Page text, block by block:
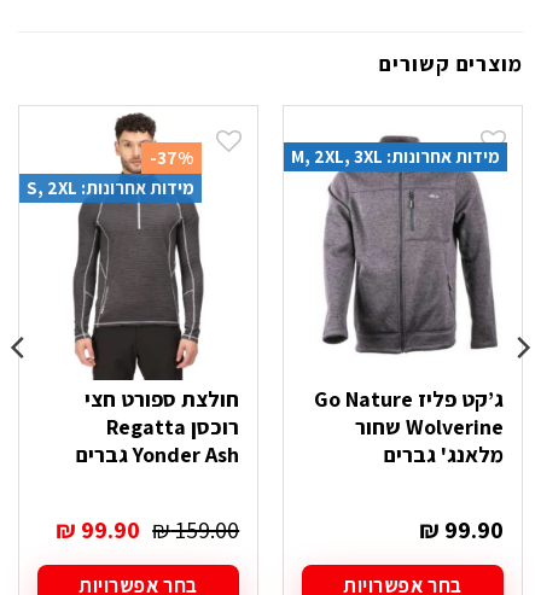
מוצרים קשורים
מידות אחרונות: M, 2XL, 3XL
ג’קט פליז Go Nature
Wolverine שחור
מלאנג' גברים
₪ 99.90
בחר אפשרויות
-37%
מידות אחרונות: S, 2XL
חולצת ספורט חצי
רוכסן Regatta
Yonder Ash גברים
₪159.00
המחיר
המקורי
היה:
₪ 99.90
בחר אפשרויות